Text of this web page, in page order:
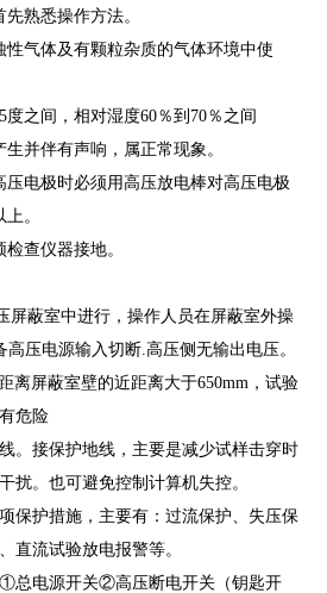
熟悉操作方法。
性气体及有颗粒杂质的气体环境中使
度之间，相对湿度60％到70％之间
并伴有声响，属正常现象。
压电极时必须用高压放电棒对高压电极
。
查仪器接地。
屏蔽室中进行，操作人员在屏蔽室外操
压电源输入切断.高压侧无输出电压。
离屏蔽室壁的近距离大于650mm，试验
危险
。接保护地线，主要是减少试样击穿时
扰。也可避免控制计算机失控。
保护措施，主要有：过流保护、失压保
直流试验放电报警等。
总电源开关②高压断电开关（钥匙开